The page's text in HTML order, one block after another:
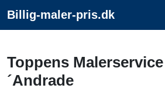
Billig-maler-pris.dk
Toppens
´Andrade